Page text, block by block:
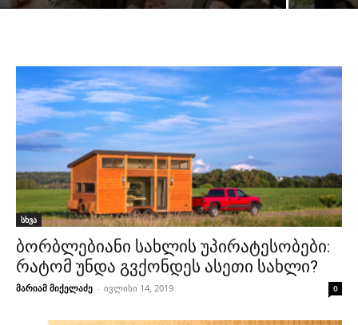
სხვა
ბორბლებიანი სახლის უპირატესობები:
რატომ უნდა გვქონდეს ასეთი სახლი?
მარიამ მიქელაძე - ივლისი 14, 2019 0